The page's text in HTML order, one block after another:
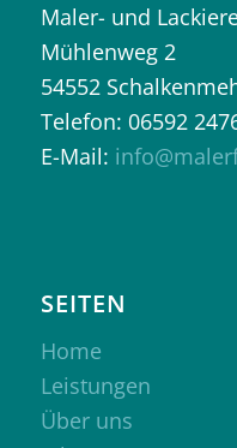
Maler- und
Mühlenweg 2
54552
Telefon: 06592
E-Mail:
SEITEN
Home
Leistungen
Über uns